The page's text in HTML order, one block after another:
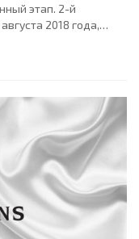
этап. 2-й
2018 года,
% при
судья: Стивен Грегг
(к); 8.